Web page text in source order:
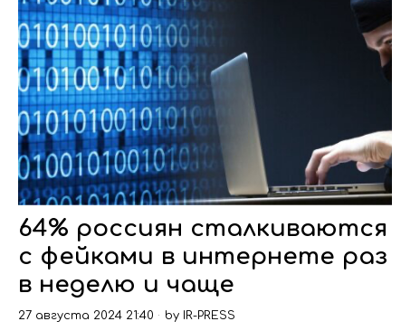
64% россиян сталкиваются
с фейками в интернете раз
в неделю и чаще
27 августа 2024 21:40 by IR-PRESS